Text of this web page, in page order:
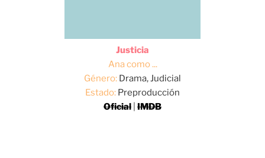
Justicia
Ana como ...
Género: Drama, Judicial
Estado: Preproducción
Oficial IMDB